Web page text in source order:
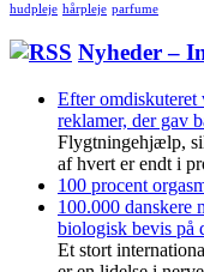
hudpleje hårpleje parfume
Nyheder –
Efter omdiskuteret
reklamer, der gav
Flygtningehjælp,
af hvert er endt i
100 procent
100.000 danskere
biologisk bevis på
Et stort